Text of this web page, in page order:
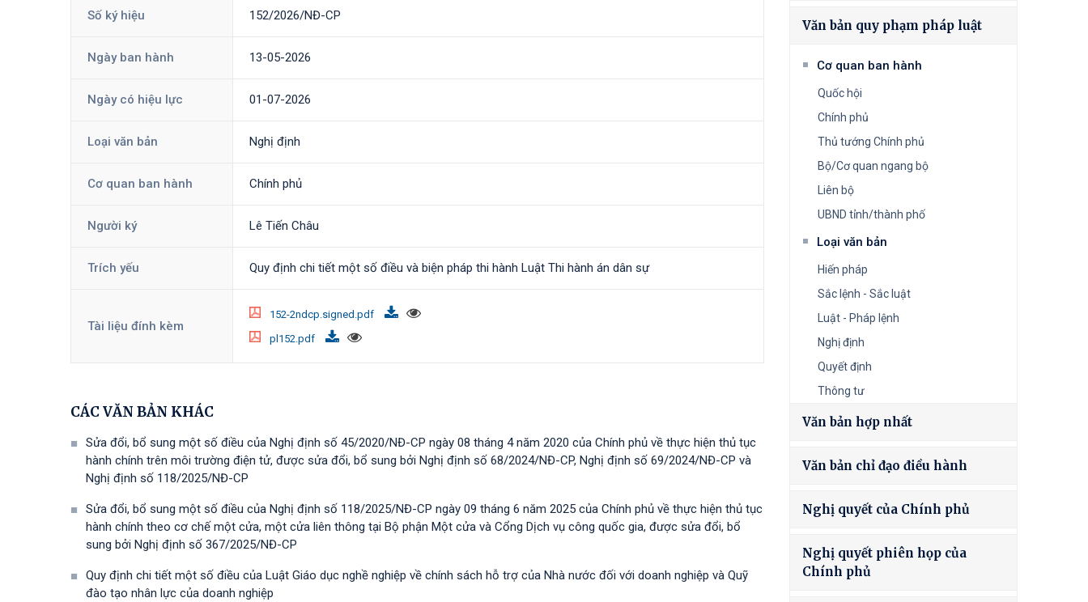
Số ký hiệu 152/2026/NĐ-CP
Ngày ban hành 13-05-2026
Ngày có hiệu lực 01-07-2026
Loại văn bản Nghị định
Cơ quan ban hành Chính phủ
Người ký Lê Tiến Châu
Trích yếu Quy định chi tiết một số điều và biện pháp thi hành Luật Thi hành án dân sự
Tài liệu đính kèm
152-2ndcp.signed.pdf
pl152.pdf
CÁC VĂN BẢN KHÁC
Sửa đổi, bổ sung một số điều của Nghị định số 45/2020/NĐ-CP ngày 08 tháng 4 năm 2020 của Chính phủ về thực hiện thủ tục
hành chính trên môi trường điện tử, được sửa đổi, bổ sung bởi Nghị định số 68/2024/NĐ-CP, Nghị định số 69/2024/NĐ-CP và
Nghị định số 118/2025/NĐ-СР
Sửa đổi, bổ sung một số điều của Nghị định số 118/2025/NĐ-CP ngày 09 tháng 6 năm 2025 của Chính phủ về thực hiện thủ tục
hành chính theo cơ chế một cửa, một cửa liên thông tại Bộ phận Một cửa và Cổng Dịch vụ công quốc gia, được sửa đổi, bổ
sung bởi Nghị định số 367/2025/NĐ-СР
Quy định chi tiết một số điều của Luật Giáo dục nghề nghiệp về chính sách hỗ trợ của Nhà nước đối với doanh nghiệp và Quỹ
đào tạo nhân lực của doanh nghiệp
Văn bản quy phạm pháp luật
Cơ quan ban hành
Quốc hội
Chính phủ
Thủ tướng Chính phủ
Bộ/Cơ quan ngang bộ
Liên bộ
UBND tỉnh/thành phố
Loại văn bản
Hiến pháp
Sắc lệnh - Sắc luật
Luật - Pháp lệnh
Nghị định
Quyết định
Thông tư
Văn bản hợp nhất
Văn bản chỉ đạo điều hành
Nghị quyết của Chính phủ
Nghị quyết phiên họp của
Chính phủ